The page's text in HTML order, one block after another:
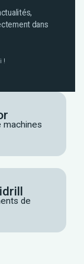
dans
!
machines
de